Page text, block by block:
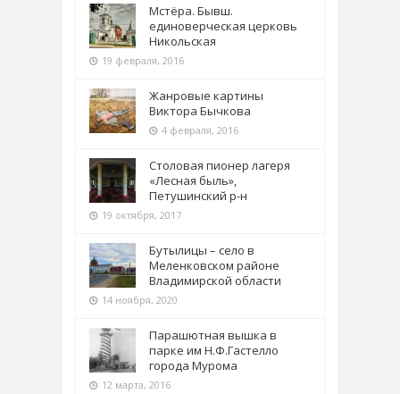
Мстёра. Бывш.
единоверческая церковь
Никольская
19 февраля, 2016
Жанровые картины
Виктора Бычкова
4 февраля, 2016
Столовая пионер лагеря
«Лесная быль»,
Петушинский р-н
19 октября, 2017
Бутылицы – село в
Меленковском районе
Владимирской области
14 ноября, 2020
Парашютная вышка в
парке им Н.Ф.Гастелло
города Мурома
12 марта, 2016